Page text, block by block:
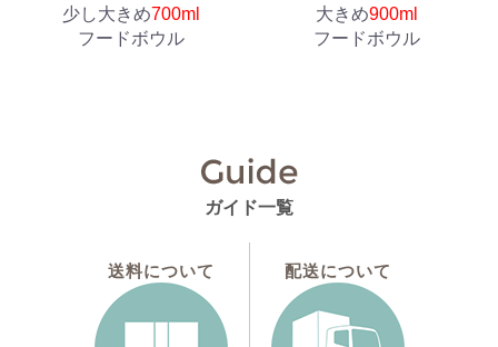
少し大きめ700ml
フードボウル
大きめ900ml
フードボウル
ガイド一覧
送料について 配送について